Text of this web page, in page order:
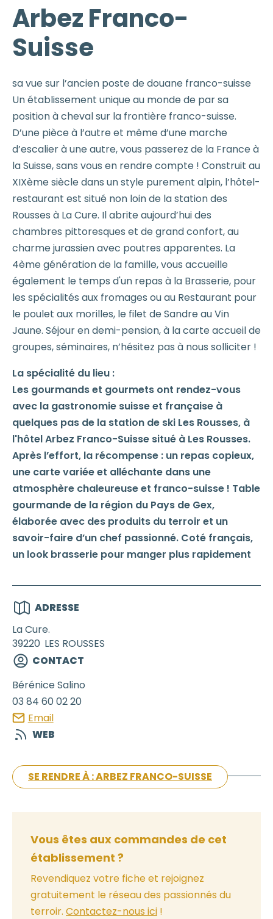
Arbez Franco-
Suisse
sa vue sur l’ancien poste de douane franco-suisse
Un établissement unique au monde de par sa
position à cheval sur la frontière franco-suisse.
D’une pièce à l’autre et même d’une marche
d’escalier à une autre, vous passerez de la France à
la Suisse, sans vous en rendre compte ! Construit au
XIXème siècle dans un style purement alpin, l’hôtel-
restaurant est situé non loin de la station des
Rousses à La Cure. Il abrite aujourd’hui des
chambres pittoresques et de grand confort, au
charme jurassien avec poutres apparentes. La
4ème génération de la famille, vous accueille
également le temps d'un repas à la Brasserie, pour
les spécialités aux fromages ou au Restaurant pour
le poulet aux morilles, le filet de Sandre au Vin
Jaune. Séjour en demi-pension, à la carte accueil de
groupes, séminaires, n’hésitez pas à nous solliciter !
La spécialité du lieu :
Les gourmands et gourmets ont rendez-vous
avec la gastronomie suisse et française à
quelques pas de la station de ski Les Rousses, à
l'hôtel Arbez Franco-Suisse situé à Les Rousses.
Après l’effort, la récompense : un repas copieux,
une carte variée et alléchante dans une
atmosphère chaleureuse et franco-suisse ! Table
gourmande de la région du Pays de Gex,
élaborée avec des produits du terroir et un
savoir-faire d’un chef passionné. Coté français,
un look brasserie pour manger plus rapidement
ADRESSE
La Cure.
39220 LES ROUSSES
CONTACT
BéréniceSalino
03 84 60 02 20
Email
WEB
SE RENDRE À : ARBEZ FRANCO-SUISSE
Vous êtes aux commandes de cet
établissement ?
Revendiquez votre fiche et rejoignez
gratuitement le réseau des passionnés du
terroir. Contactez-nous ici !